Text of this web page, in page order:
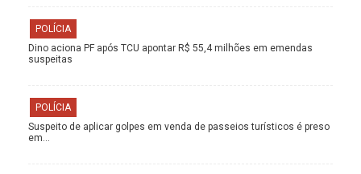
POLÍCIA
Dino aciona PF após TCU apontar R$ 55,4 milhões em emendas
suspeitas
POLÍCIA
Suspeito de aplicar golpes em venda de passeios turísticos é preso
em…